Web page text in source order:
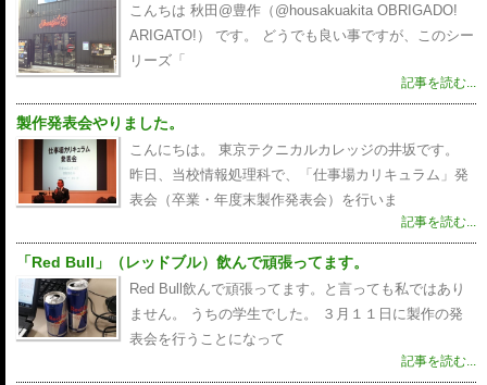
こんちは 秋田@豊作（@housakuakita‎ OBRIGADO!
ARIGATO!） です。 どうでも良い事ですが、このシー
リーズ「
記事を読む...
製作発表会やりました。
こんにちは。 東京テクニカルカレッジの井坂です。
昨日、当校情報処理科で、「仕事場カリキュラム」発
表会（卒業・年度末製作発表会）を行いま
記事を読む...
「Red Bull」（レッドブル）飲んで頑張ってます。
Red Bull飲んで頑張ってます。と言っても私ではあり
ません。 うちの学生でした。 ３月１１日に製作の発
表会を行うことになって
記事を読む...